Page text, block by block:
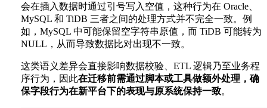
会在插入数据时通过引号写入空值，这种行为在 Oracle、
MySQL 和 TiDB 三者之间的处理方式并不完全一致。例
如，MySQL 中可能保留空字符串原值，而 TiDB 可能转为
NULL，从而导致数据比对出现不一致。
这类语义差异会直接影响数据校验、ETL 逻辑乃至业务程
序行为，因此在迁移前需通过脚本或工具做额外处理，确
保字段行为在新平台下的表现与原系统保持一致。